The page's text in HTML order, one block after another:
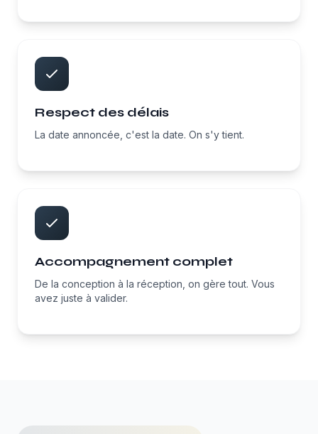
Respect des délais
La date annoncée, c'est la date. On s'y tient.
Accompagnement complet
De la conception à la réception, on gère tout. Vous
avez juste à valider.